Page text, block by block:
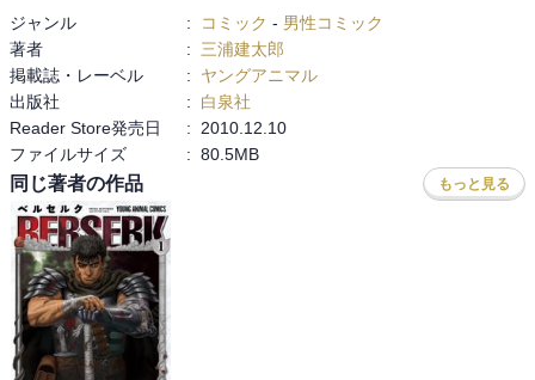
ジャンル : コミック - 男性コミック
著者
:
三浦建太郎
掲載誌・レーベル
:
ヤングアニマル
出版社
:
白泉社
Reader Store発売日
:
2010.12.10
ファイルサイズ
: 80.5MB
同じ著者の作品 もっと見る